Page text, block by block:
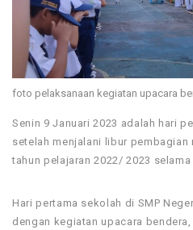
foto pelaksanaan kegiatan upacara
Senin 9 Januari 2023 adalah hari
setelah menjalani libur pembagian
tahun pelajaran 2022/ 2023 selama
Hari pertama sekolah di SMP
dengan kegiatan upacara